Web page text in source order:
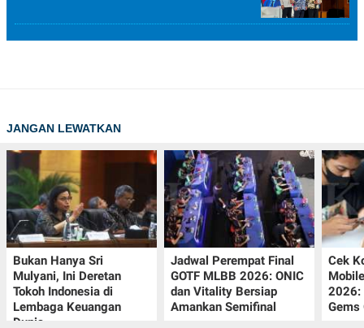
JANGAN LEWATKAN
Bukan Hanya Sri
Mulyani, Ini Deretan
Tokoh Indonesia di
Lembaga Keuangan
Dunia
Jadwal Perempat Final
GOTF MLBB 2026: ONIC
dan Vitality Bersiap
Amankan Semifinal
Cek
2026:
Gems